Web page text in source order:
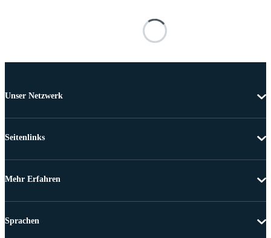
Unser Netzwerk
Seitenlinks
Mehr Erfahren
Sprachen